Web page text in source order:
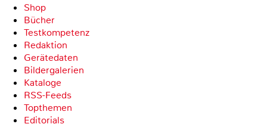
Shop
Bücher
Testkompetenz
Redaktion
Gerätedaten
Bildergalerien
Kataloge
RSS-Feeds
Topthemen
Editorials